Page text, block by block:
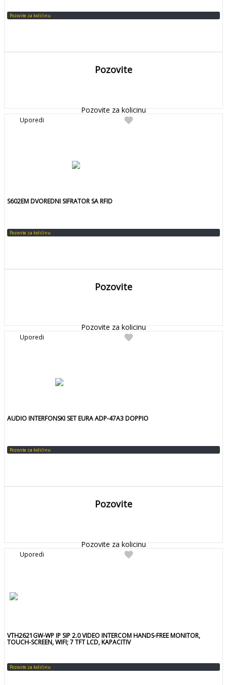
Pozovite za količinu
Pozovite
Pozovite za kolicinu
favorite
Uporedi
S602EM DVOREDNI SIFRATOR SA RFID
Pozovite za količinu
Pozovite
Pozovite za kolicinu
favorite
Uporedi
AUDIO INTERFONSKI SET EURA ADP-47A3 DOPPIO
Pozovite za količinu
Pozovite
Pozovite za kolicinu
favorite
Uporedi
VTH2621GW-WP IP SIP 2.0 VIDEO INTERCOM HANDS-FREE MONITOR,
TOUCH-SCREEN, WIFI; 7 TFT LCD, KAPACITIV
Pozovite za količinu